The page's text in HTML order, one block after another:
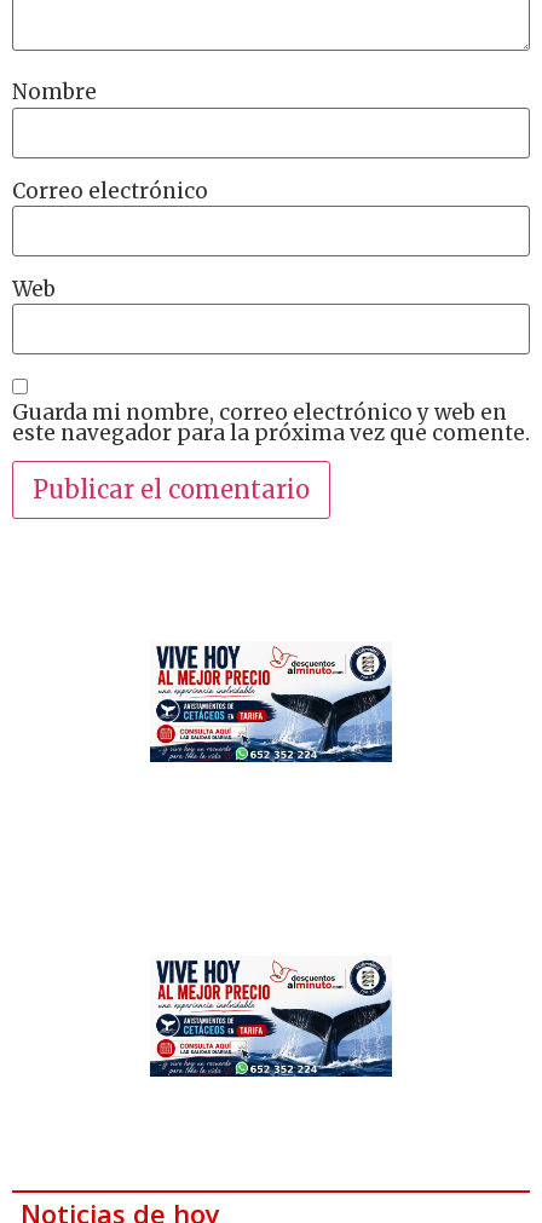
Nombre
Correo electrónico
Web
Guarda mi nombre, correo electrónico y web en
este navegador para la próxima vez que comente.
Noticias de hoy